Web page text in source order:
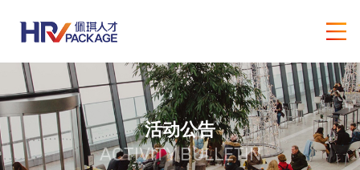
活动公告
ACTIVITY BULLETIN